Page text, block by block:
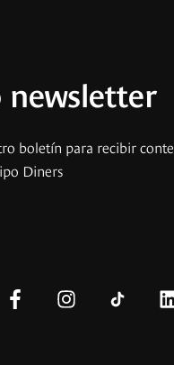
newsletter
boletín para recibir
Diners